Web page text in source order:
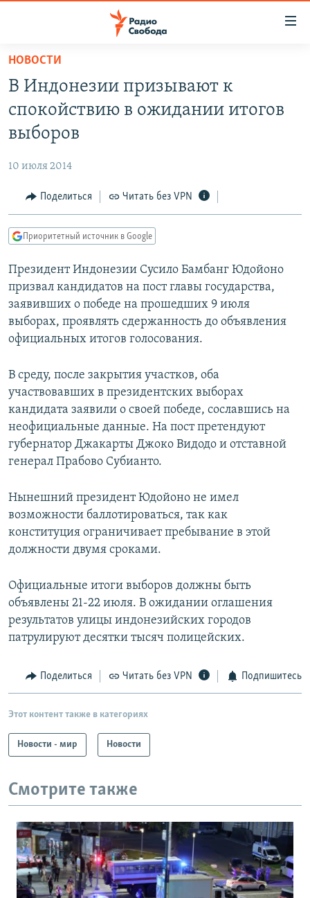
упрощенного
доступа
основному
Вернутся
Вернутся
поиску
ПОДКАСТЫ
АВТОРСКИЕ ПРОЕКТЫ
МНЕНИЯ
КУЛЬТУРА
КАВКАЗ.РЕАЛИИ
СЕВЕР.РЕАЛИИ
СИБИРЬ.РЕАЛИИ
РАСПИСАНИЕ ВЕЩАНИЯ
ПОДПИШИТЕСЬ НА РАССЫЛКУ
СОЦИАЛЬНЫЕ СЕТИ
НОВОСТИ
В Индонезии призывают к
спокойствию в ожидании итогов
выборов
10 июля 2014
Поделиться Читать без VPN
Приоритетный источник в Google
Президент Индонезии Сусило Бамбанг Юдойоно
призвал кандидатов на пост главы государства,
заявивших о победе на прошедших 9 июля
выборах, проявлять сдержанность до объявления
официальных итогов голосования.
В среду, после закрытия участков, оба
участвовавших в президентских выборах
кандидата заявили о своей победе, сославшись на
неофициальные данные. На пост претендуют
губернатор Джакарты Джоко Видодо и отставной
генерал Прабово Субианто.
Нынешний президент Юдойоно не имел
возможности баллотироваться, так как
конституция ограничивает пребывание в этой
должности двумя сроками.
Официальные итоги выборов должны быть
объявлены 21-22 июля. В ожидании оглашения
результатов улицы индонезийских городов
патрулируют десятки тысяч полицейских.
Поделиться Читать без VPN Подпишитесь
Этот контент также в категориях
Новости - мир Новости
Смотрите также